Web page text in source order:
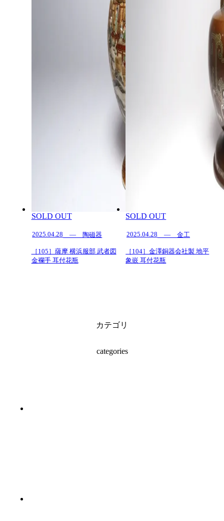
SOLD OUT
2025.04.28 — 陶磁器
［105］薩摩 横浜服部 武者図
金襴手 耳付花瓶
SOLD OUT
2025.04.28 — 金工
［104］金澤銅器会社製 地平
象嵌 耳付花瓶
カテゴリ
categories